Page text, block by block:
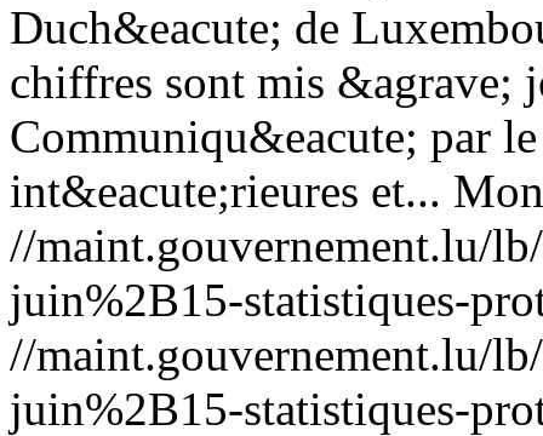
Duch&eacute; de
chiffres sont mis &agrave;
Communiqu&eacute; par
int&eacute;rieures et...
//maint.gouvernement.lu/
juin%2B15-statistiques-
//maint.gouvernement.lu/
juin%2B15-statistiques-